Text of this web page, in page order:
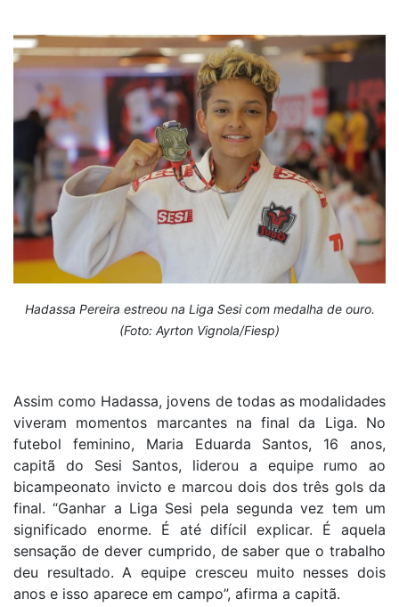
Hadassa Pereira estreou na Liga Sesi com medalha de ouro.
(Foto: Ayrton Vignola/Fiesp)
Assim como Hadassa, jovens de todas as modalidades
viveram momentos marcantes na final da Liga. No
futebol feminino, Maria Eduarda Santos, 16 anos,
capitã do Sesi Santos, liderou a equipe rumo ao
bicampeonato invicto e marcou dois dos três gols da
final. “Ganhar a Liga Sesi pela segunda vez tem um
significado enorme. É até difícil explicar. É aquela
sensação de dever cumprido, de saber que o trabalho
deu resultado. A equipe cresceu muito nesses dois
anos e isso aparece em campo”, afirma a capitã.